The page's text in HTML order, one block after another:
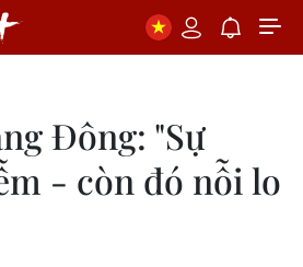
Đông: "Sự
- còn đó nỗi lo